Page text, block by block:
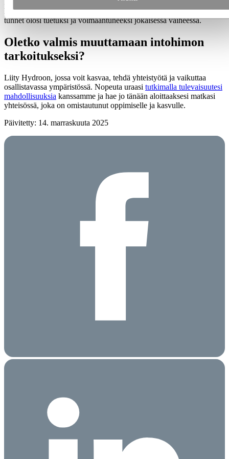
keskusteluja esihenkilösi kanssa vuoden aikana. Yhdessä käymme
läpi tavoitteesi, edistymisesi ja taidot, joita haluat kehittää, jotta
tunnet olosi tuetuksi ja voimaantuneeksi jokaisessa vaiheessa.
Oletko valmis muuttamaan intohimon
tarkoitukseksi?
Liity Hydroon, jossa voit kasvaa, tehdä yhteistyötä ja vaikuttaa
osallistavassa ympäristössä. Nopeuta uraasi tutkimalla tulevaisuutesi
mahdollisuuksia kanssamme ja hae jo tänään aloittaaksesi matkasi
yhteisössä, joka on omistautunut oppimiselle ja kasvulle.
Päivitetty: 14. marraskuuta 2025